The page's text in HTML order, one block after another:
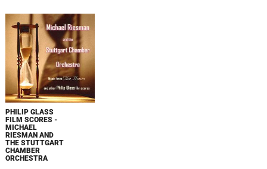
PHILIP GLASS
FILM SCORES -
MICHAEL
RIESMAN AND
THE STUTTGART
CHAMBER
ORCHESTRA